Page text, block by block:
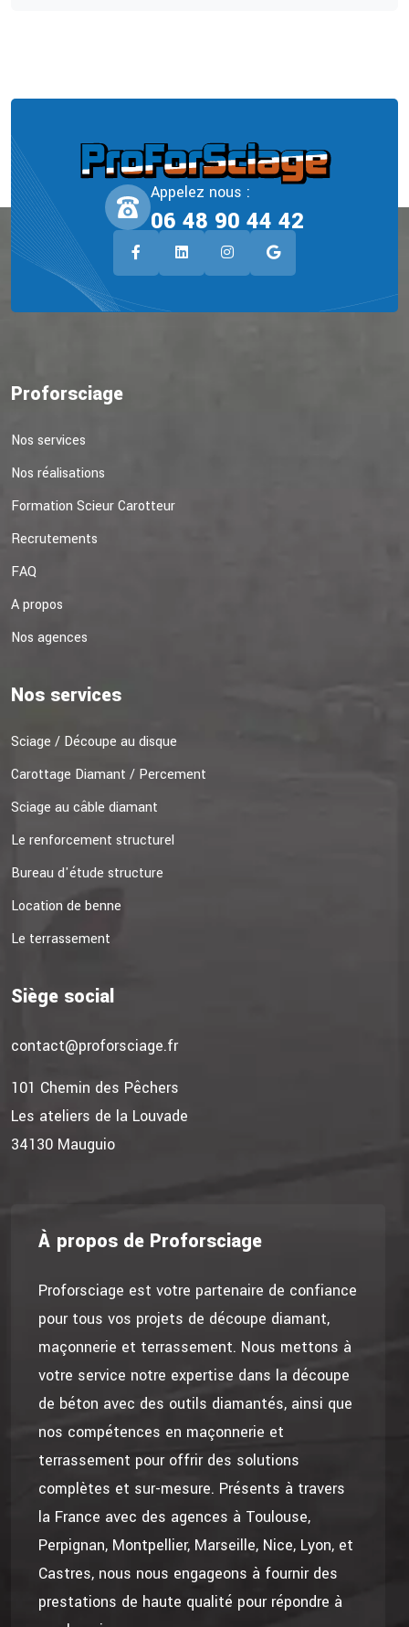
Appelez nous :
06 48 90 44 42
Proforsciage
Nos services
Nos réalisations
Formation Scieur Carotteur
Recrutements
FAQ
A propos
Nos agences
Nos services
Sciage / Découpe au disque
Carottage Diamant / Percement
Sciage au câble diamant
Le renforcement structurel
Bureau d'étude structure
Location de benne
Le terrassement
Siège social
contact@proforsciage.fr
101 Chemin des Pêchers
Les ateliers de la Louvade
34130 Mauguio
À propos de Proforsciage
Proforsciage est votre partenaire de confiance
pour tous vos projets de découpe diamant,
maçonnerie et terrassement. Nous mettons à
votre service notre expertise dans la découpe
de béton avec des outils diamantés, ainsi que
nos compétences en maçonnerie et
terrassement pour offrir des solutions
complètes et sur-mesure. Présents à travers
la France avec des agences à Toulouse,
Perpignan, Montpellier, Marseille, Nice, Lyon, et
Castres, nous nous engageons à fournir des
prestations de haute qualité pour répondre à